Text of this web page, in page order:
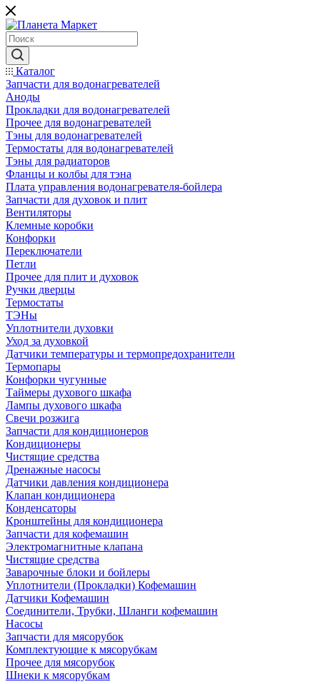
Каталог
Запчасти для водонагревателей
Аноды
Прокладки для водонагревателей
Прочее для водонагревателей
Тэны для водонагревателей
Термостаты для водонагревателей
Тэны для радиаторов
Фланцы и колбы для тэна
Плата управления водонагревателя-бойлера
Запчасти для духовок и плит
Вентиляторы
Клемные коробки
Конфорки
Переключатели
Петли
Прочее для плит и духовок
Ручки дверцы
Термостаты
ТЭНы
Уплотнители духовки
Уход за духовкой
Датчики температуры и термопредохранители
Термопары
Конфорки чугунные
Таймеры духового шкафа
Лампы духового шкафа
Свечи розжига
Запчасти для кондиционеров
Кондиционеры
Чистящие средства
Дренажные насосы
Датчики давления кондиционера
Клапан кондиционера
Конденсаторы
Кронштейны для кондиционера
Запчасти для кофемашин
Электромагнитные клапана
Чистящие средства
Заварочные блоки и бойлеры
Уплотнители (Прокладки) Кофемашин
Датчики Кофемашин
Соединители, Трубки, Шланги кофемашин
Насосы
Запчасти для мясорубок
Комплектующие к мясорубкам
Прочее для мясорубок
Шнеки к мясорубкам